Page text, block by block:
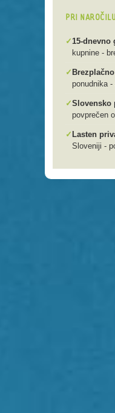
PRI
✓15-dnevno
kupnine -
✓
ponudnika -
✓Slovensko
povprečen
✓ Lasten
Sloveniji -